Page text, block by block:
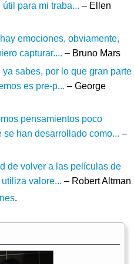
para mi traba... – Ellen
emociones, obviamente,
capturar.... – Bruno Mars
sabes, por lo que gran parte
es pre-p... – George
pensamientos poco
han desarrollado como... –
de volver a las películas de
valore... – Robert Altman
.